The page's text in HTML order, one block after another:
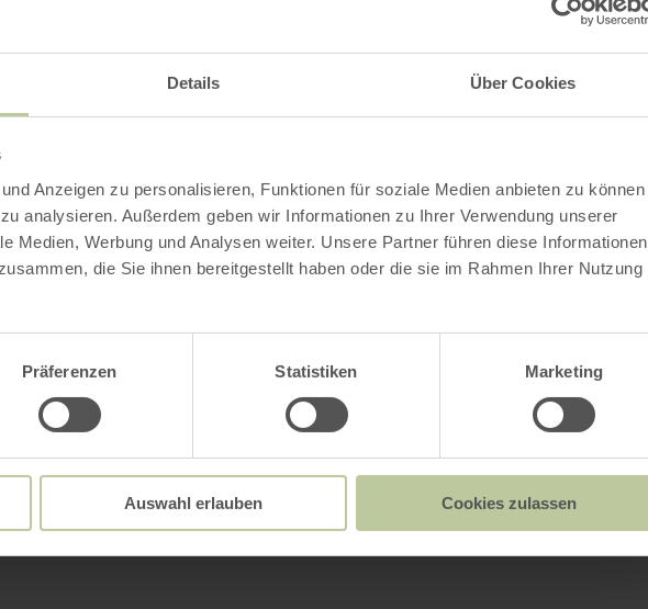
Details Über Cookies
Anzeigen zu personalisieren, Funktionen für soziale Medien anbieten zu können
analysieren. Außerdem geben wir Informationen zu Ihrer Verwendung unserer
Medien, Werbung und Analysen weiter. Unsere Partner führen diese Informationen
die Sie ihnen bereitgestellt haben oder die sie im Rahmen Ihrer Nutzung
Präferenzen Statistiken Marketing
Auswahl erlauben Cookies zulassen